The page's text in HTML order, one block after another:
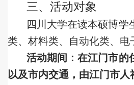
三、活动对象
四川大学在读本硕博学
类、材料类、自动化类、电
活动期间：在江门市的
以及市内交通，由江门市人